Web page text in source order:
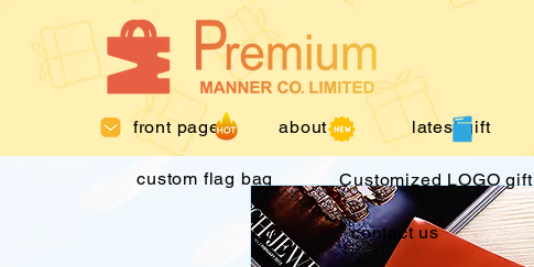
front page about us latest gift
custom flag bag Customized LOGO gift
contact us